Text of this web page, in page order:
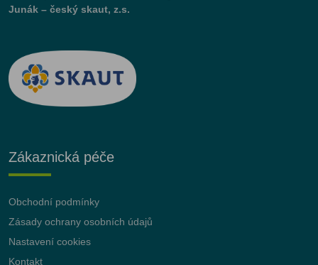
Junák – český skaut, z.s.
Zákaznická péče
Obchodní podmínky
Zásady ochrany osobních údajů
Nastavení cookies
Kontakt